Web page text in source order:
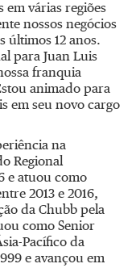
em várias regiões
nossos negócios
últimos 12 anos.
para Juan Luis
franquia
animado para
em seu novo cargo
na
Regional
e atuou como
2013 e 2016,
da Chubb pela
como Senior
Pacífico da
e avançou em